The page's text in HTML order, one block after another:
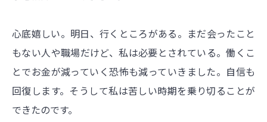
心底嬉しい。明日、行くところがある。まだ会ったこと
もない人や職場だけど、私は必要とされている。働くこ
とでお金が減っていく恐怖も減っていきました。自信も
回復します。そうして私は苦しい時期を乗り切ることが
できたのです。